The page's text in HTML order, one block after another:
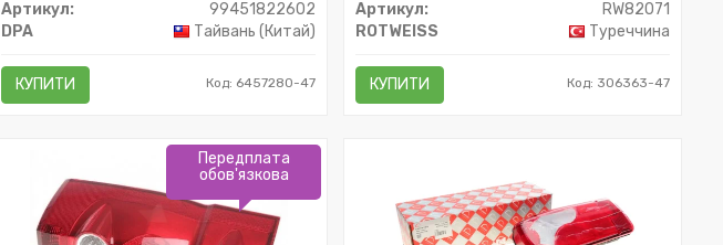
Артикул:
99451822602
DPA
Тайвань (Китай)
КУПИТИ Код: 6457280-47
Артикул:
RW82071
ROTWEISS
Туреччина
КУПИТИ Код: 306363-47
Передплата
обов'язкова